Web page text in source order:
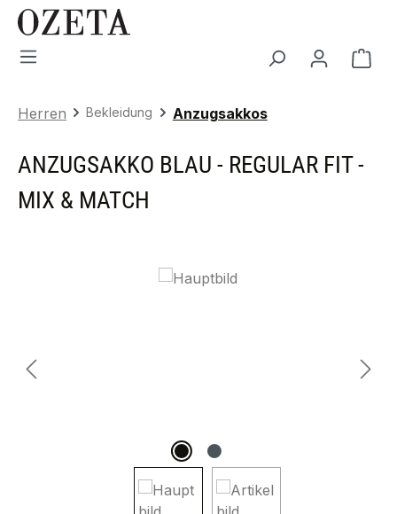
Zum Hauptinhalt springen
Herren Bekleidung Anzugsakkos
ANZUGSAKKO BLAU - REGULAR FIT -
MIX & MATCH
Bildergalerie überspringen